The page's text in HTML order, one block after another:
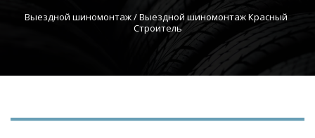
Выездной шиномонтаж / Выездной шиномонтаж Красный
Строитель